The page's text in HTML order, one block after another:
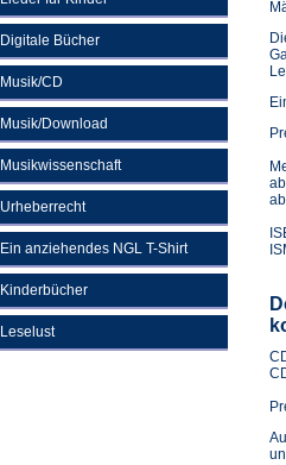
Digitale Bücher
Musik/CD
Musik/Download
Musikwissenschaft
Urheberrecht
Ein anziehendes NGL T-Shirt
Kinderbücher
Leselust